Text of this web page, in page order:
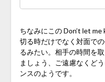
ちなみにこの Don’t let
切る時だけでなく対面で
るみたい。相手の時間を
ましょう、ご遠慮なくど
ンスのようです。